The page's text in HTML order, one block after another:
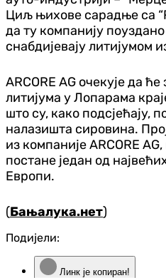
Циљ њихове сарадње са
да ту компанију
снабдијевају литијумом
ARCORE AG очекује да
литијума у Лопарама
што су, како подсјећају,
налазишта сировина.
из компанијеARCORE AG
постане један од
Европи.
(Бањалука.нет)
Подијели:
Линк је копиран!